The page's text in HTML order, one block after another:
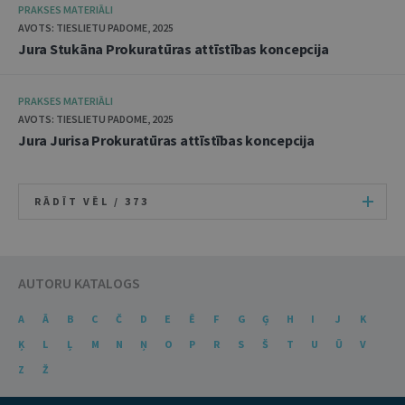
PRAKSES MATERIĀLI
AVOTS: TIESLIETU PADOME, 2025
Jura Stukāna Prokuratūras attīstības koncepcija
PRAKSES MATERIĀLI
AVOTS: TIESLIETU PADOME, 2025
Jura Jurisa Prokuratūras attīstības koncepcija
RĀDĪT VĒL / 373
AUTORU KATALOGS
A Ā B C Č D E Ē F G Ģ H I J
K
Ķ
L Ļ M N Ņ O P R S Š T U Ū
V
Z
Ž